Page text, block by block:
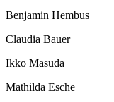
Benjamin Hembus
Claudia Bauer
Ikko Masuda
Mathilda Esche